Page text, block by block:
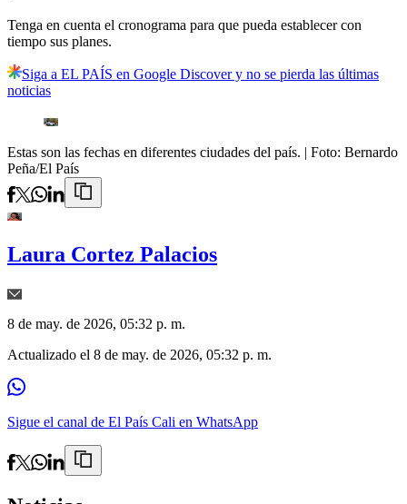
Tenga en cuenta el cronograma para que pueda establecer con
tiempo sus planes.
Siga a EL PAÍS en Google Discover y no se pierda las últimas
noticias
Estas son las fechas en diferentes ciudades del país. | Foto: Bernardo
Peña/El País
Laura Cortez Palacios
8 de may. de 2026, 05:32 p. m.
Actualizado el 8 de may. de 2026, 05:32 p. m.
Sigue el canal de El País Cali en WhatsApp